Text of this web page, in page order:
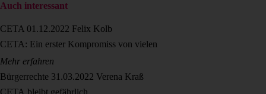
Auch interessant
CETA 01.12.2022 Felix Kolb
CETA: Ein erster Kompromiss von vielen
Mehr erfahren
Bürgerrechte 31.03.2022 Verena Kraß
CETA bleibt gefährlich